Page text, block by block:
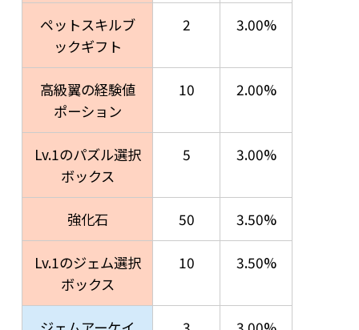
ペットスキルブ
ックギフト
2 3.00%
高級翼の経験値
ポーション
10 2.00%
Lv.1のパズル選択
ボックス
5 3.00%
強化石 50 3.50%
Lv.1のジェム選択
ボックス
10 3.50%